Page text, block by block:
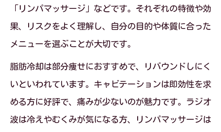
「リンパマッサージ」などです。それぞれの特徴や効
果、リスクをよく理解し、自分の目的や体質に合った
メニューを選ぶことが大切です。
脂肪冷却は部分痩せにおすすめで、リバウンドしにく
いといわれています。キャビテーションは即効性を求
める方に好評で、痛みが少ないのが魅力です。ラジオ
波は冷えやむくみが気になる方、リンパマッサージは